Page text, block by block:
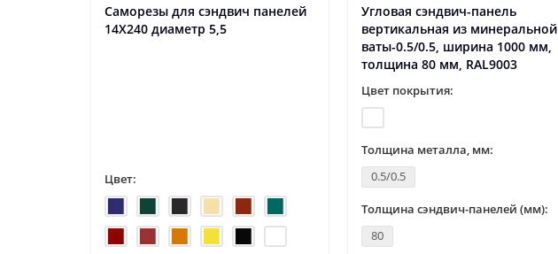
Саморезы для сэндвич панелей
14X240 диаметр 5,5
Цвет:
Угловая сэндвич-панель
вертикальная из минеральной
ваты-0.5/0.5, ширина 1000 мм,
толщина 80 мм, RAL9003
Цвет покрытия:
Толщина металла, мм:
0.5/0.5
Толщина сэндвич-панелей (мм):
80